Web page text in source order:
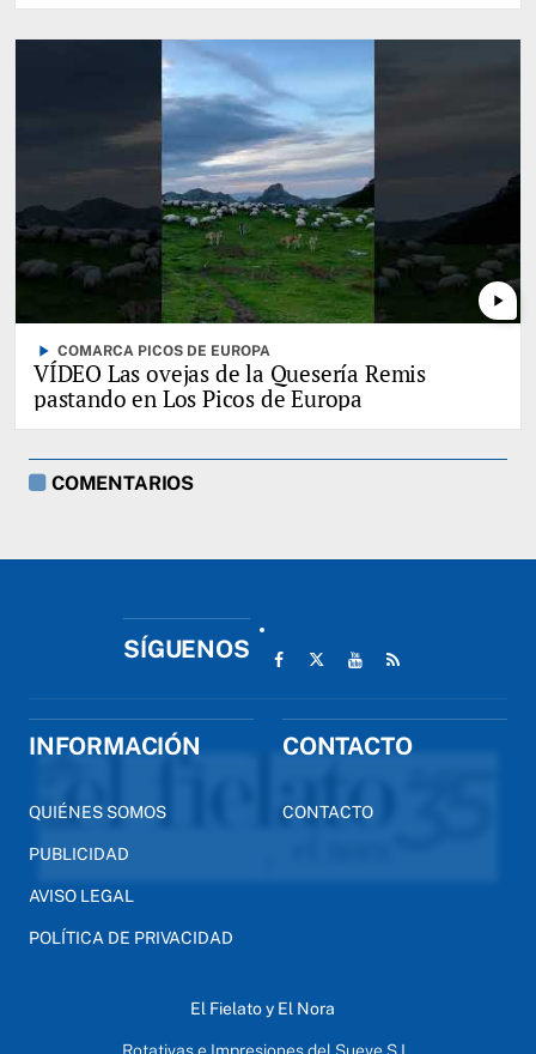
play_arrow
play_arrow COMARCA PICOS DE EUROPA
VÍDEO Las ovejas de la Quesería Remis
pastando en Los Picos de Europa
COMENTARIOS
SÍGUENOS
INFORMACIÓN
QUIÉNES SOMOS
PUBLICIDAD
AVISO LEGAL
POLÍTICA DE PRIVACIDAD
CONTACTO
CONTACTO
El Fielato y El Nora